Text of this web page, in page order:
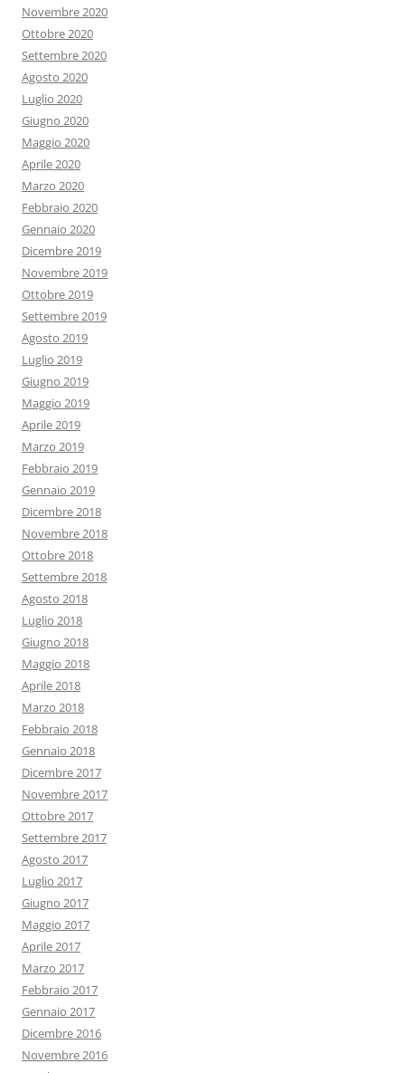
Novembre 2020
Ottobre 2020
Settembre 2020
Agosto 2020
Luglio 2020
Giugno 2020
Maggio 2020
Aprile 2020
Marzo 2020
Febbraio 2020
Gennaio 2020
Dicembre 2019
Novembre 2019
Ottobre 2019
Settembre 2019
Agosto 2019
Luglio 2019
Giugno 2019
Maggio 2019
Aprile 2019
Marzo 2019
Febbraio 2019
Gennaio 2019
Dicembre 2018
Novembre 2018
Ottobre 2018
Settembre 2018
Agosto 2018
Luglio 2018
Giugno 2018
Maggio 2018
Aprile 2018
Marzo 2018
Febbraio 2018
Gennaio 2018
Dicembre 2017
Novembre 2017
Ottobre 2017
Settembre 2017
Agosto 2017
Luglio 2017
Giugno 2017
Maggio 2017
Aprile 2017
Marzo 2017
Febbraio 2017
Gennaio 2017
Dicembre 2016
Novembre 2016